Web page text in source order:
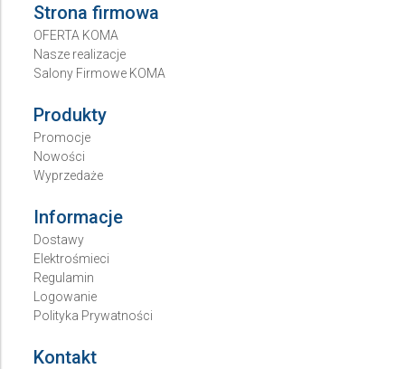
Strona firmowa
OFERTA KOMA
Nasze realizacje
Salony Firmowe KOMA
Produkty
Promocje
Nowości
Wyprzedaże
Informacje
Dostawy
Elektrośmieci
Regulamin
Logowanie
Polityka Prywatności
Kontakt